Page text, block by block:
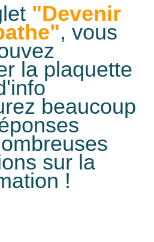
"Devenir
, vous
la plaquette
beaucoup
sur la
!